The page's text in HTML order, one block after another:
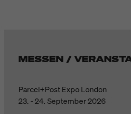
MESSEN /
Parcel+Post Expo London
23. - 24. September 2026